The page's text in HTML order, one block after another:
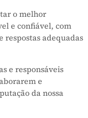
o melhor
e confiável, com
adequadas
e responsáveis
e
da nossa